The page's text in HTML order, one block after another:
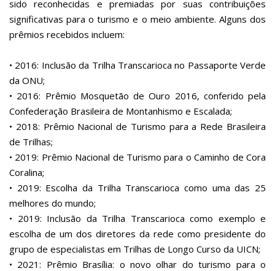
sido reconhecidas e premiadas por suas contribuições
significativas para o turismo e o meio ambiente. Alguns dos
prêmios recebidos incluem:
• 2016: Inclusão da Trilha Transcarioca no Passaporte Verde
da ONU;
• 2016: Prêmio Mosquetão de Ouro 2016, conferido pela
Confederação Brasileira de Montanhismo e Escalada;
• 2018: Prêmio Nacional de Turismo para a Rede Brasileira
de Trilhas;
• 2019: Prêmio Nacional de Turismo para o Caminho de Cora
Coralina;
• 2019: Escolha da Trilha Transcarioca como uma das 25
melhores do mundo;
• 2019: Inclusão da Trilha Transcarioca como exemplo e
escolha de um dos diretores da rede como presidente do
grupo de especialistas em Trilhas de Longo Curso da UICN;
• 2021: Prêmio Brasília: o novo olhar do turismo para o